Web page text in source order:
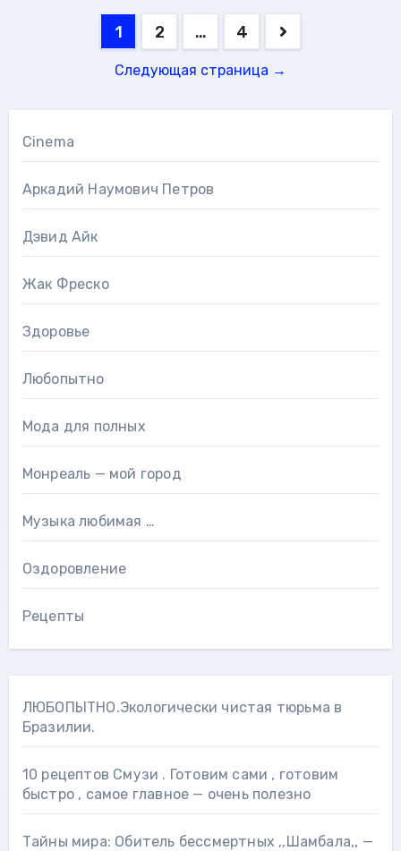
Навигация
1 2 … 4
Следующая страница →
Cinema
Аркадий Наумович Петров
Дэвид Айк
Жак Фреско
Здоровье
Любопытно
Мода для полных
Монреаль — мой город
Музыка любимая …
Оздоровление
Рецепты
ЛЮБОПЫТНО.Экологически чистая тюрьма в
Бразилии.
10 рецептов Смузи . Готовим сами , готовим
быстро , самое главное — очень полезно
Тайны мира: Обитель бессмертных ,,Шамбала,, —